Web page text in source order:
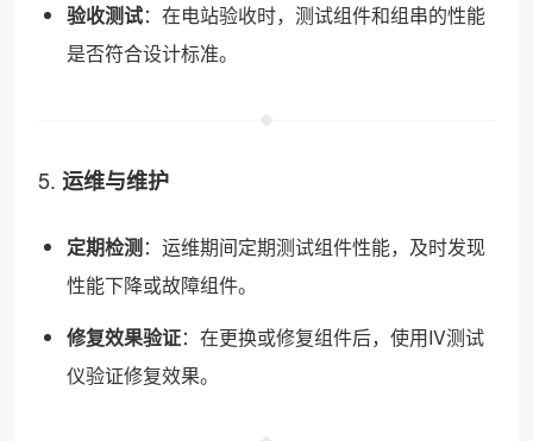
验收测试：在电站验收时，测试组件和组串的性能
是否符合设计标准。
5. 运维与维护
定期检测：运维期间定期测试组件性能，及时发现
性能下降或故障组件。
修复效果验证：在更换或修复组件后，使用IV测试
仪验证修复效果。